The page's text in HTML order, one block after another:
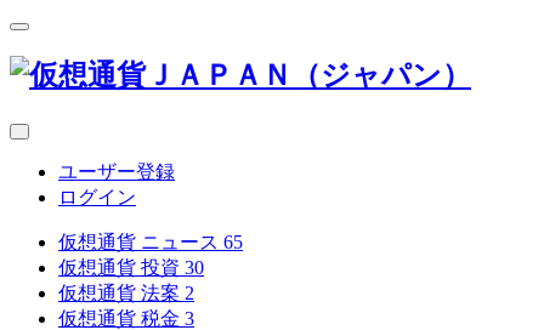
ユーザー登録
ログイン
仮想通貨 ニュース 65
仮想通貨 投資 30
仮想通貨 法案 2
仮想通貨 税金 3